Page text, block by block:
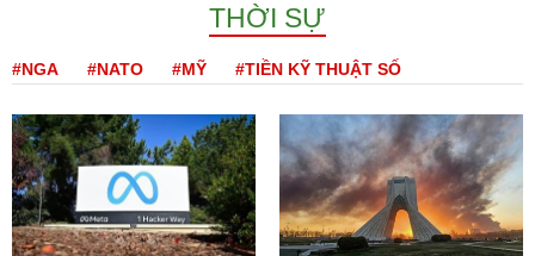
THỜI SỰ
#NGA #NATO #MỸ #TIỀN KỸ THUẬT SỐ